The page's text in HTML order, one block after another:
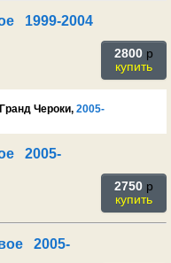
1999-2004
2800 p
купить
Чероки, 2005-
2005-
2750 p
купить
2005-